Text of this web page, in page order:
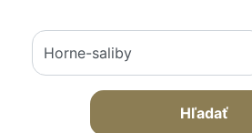
Hľadať